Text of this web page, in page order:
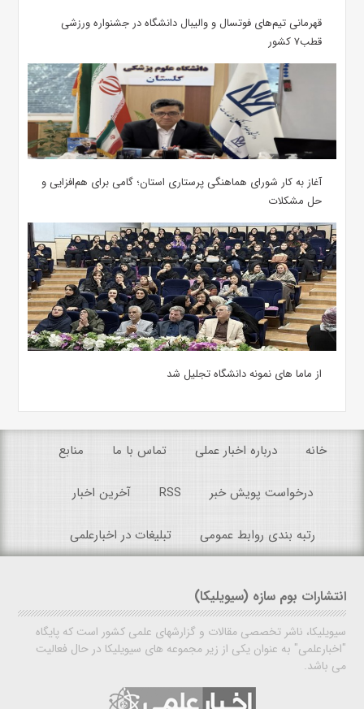
قهرمانی تیم‌های فوتسال و والیبال دانشگاه در جشنواره ورزشی
قطب۷ کشور
آغاز به کار شورای هماهنگی پرستاری استان؛ گامی برای هم‌افزایی و
حل مشکلات
از ماما های نمونه دانشگاه تجلیل شد
خانه درباره اخبار عملی تماس با ما منابع
درخواست پویش خبر RSS آخرین اخبار
رتبه بندی روابط عمومی تبلیغات در اخبارعلمی
انتشارات بوم سازه (سیویلیکا)
سیویلیکا، ناشر تخصصی مقالات و گزارشهای علمی کشور است که پایگاه
"اخبارعلمی" به عنوان یکی از زیر مجموعه های سیویلیکا در حال فعالیت
می باشد.